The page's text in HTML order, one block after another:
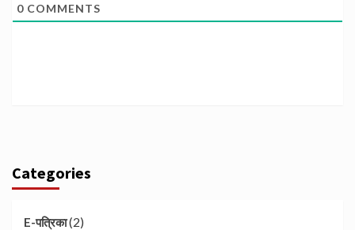
0 COMMENTS
Categories
E-पत्रिका(2)